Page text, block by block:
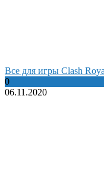
Все для игры Clash
0
06.11.2020